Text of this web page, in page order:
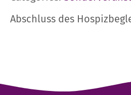
Abschluss des